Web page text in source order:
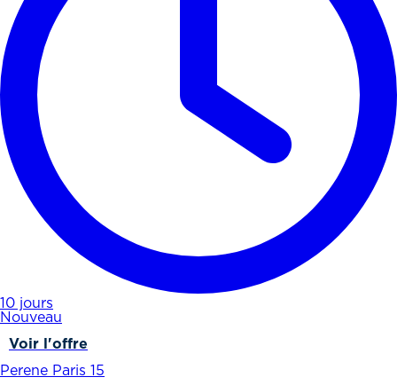
10 jours
Nouveau
Voir l'offre
Perene Paris 15